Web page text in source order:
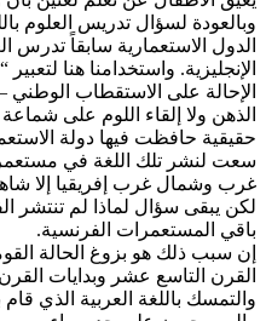
وبالعودة لسؤال تدريس العلوم
الدول الاستعمارية سابقاً تدرس
الإنجليزية. واستخدامنا هنا
الإحالة على الاستقطاب الوطني
الذهن ولا إلقاء اللوم على
حقيقية حافظت فيها دولة
سعت لنشر تلك اللغة في
غرب وشمال غرب إفريقيا إلا
لكن يبقى سؤال لماذا لم تنتشر
باقي المستعمرات الفرنسية.
إن سبب ذلك هو بزوغ الحالة
القرن التاسع عشر وبدايات
والتمسك باللغة العربية الذي